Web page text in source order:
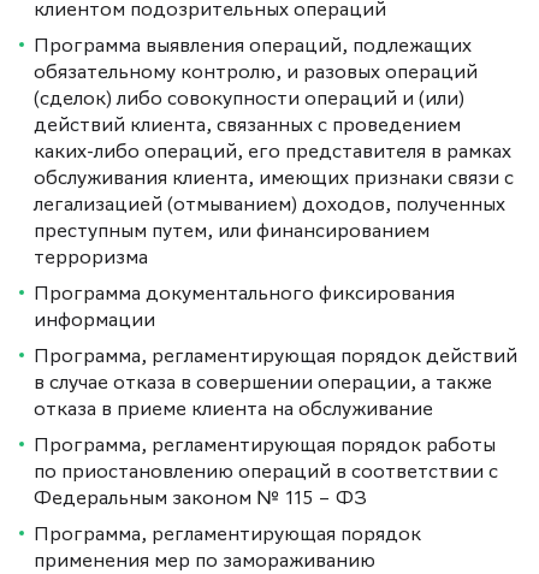
клиентом подозрительных операций
Программа выявления операций, подлежащих
обязательному контролю, и разовых операций
(сделок) либо совокупности операций и (или)
действий клиента, связанных с проведением
каких-либо операций, его представителя в рамках
обслуживания клиента, имеющих признаки связи с
легализацией (отмыванием) доходов, полученных
преступным путем, или финансированием
терроризма
Программа документального фиксирования
информации
Программа, регламентирующая порядок действий
в случае отказа в совершении операции, а также
отказа в приеме клиента на обслуживание
Программа, регламентирующая порядок работы
по приостановлению операций в соответствии с
Федеральным законом № 115 – ФЗ
Программа, регламентирующая порядок
применения мер по замораживанию